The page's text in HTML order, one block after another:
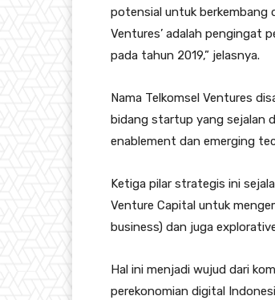
potensial untuk berkembang
Ventures’ adalah pengingat
pada tahun 2019,” jelasnya.
Nama Telkomsel Ventures
bidang startup yang sejalan
enablement dan emerging
Ketiga pilar strategis ini
Venture Capital untuk
business) dan juga
Hal ini menjadi wujud dari
perekonomian digital